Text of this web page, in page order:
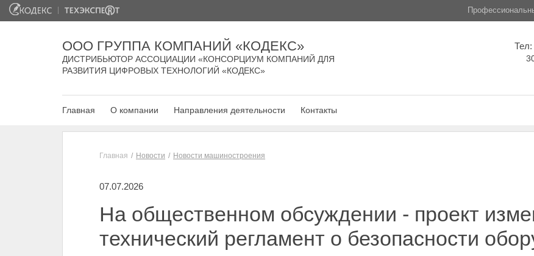
ООО ГРУППА КОМПАНИЙ «КОДЕКС»
ДИСТРИБЬЮТОР АССОЦИАЦИИ «КОНСОРЦИУМ КОМПАНИЙ ДЛЯ
РАЗВИТИЯ ЦИФРОВЫХ ТЕХНОЛОГИЙ «КОДЕКС»
Тел:
Главная О компании Направления деятельности Контакты
Главная Новости Новости машиностроения
07.07.2026
На общественном обсуждении - проект
технический регламент о безопасности